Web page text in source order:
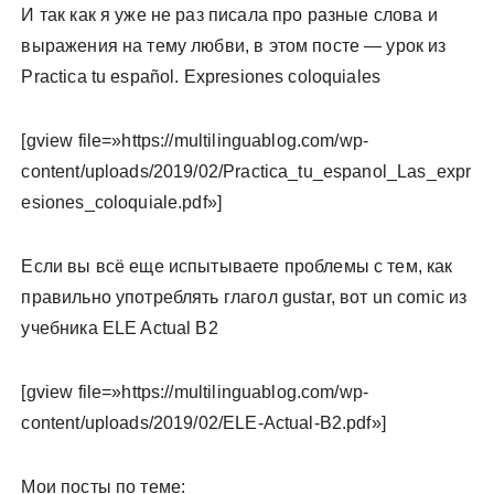
И так как я уже не раз писала про разные слова и
выражения на тему любви, в этом посте — урок из
Practica tu español. Expresiones coloquiales
[gview file=»https://multilinguablog.com/wp-
content/uploads/2019/02/Practica_tu_espanol_Las_expr
esiones_coloquiale.pdf»]
Если вы всё еще испытываете проблемы с тем, как
правильно употреблять глагол gustar, вот un comic из
учебника ELE Actual B2
[gview file=»https://multilinguablog.com/wp-
content/uploads/2019/02/ELE-Actual-B2.pdf»]
Мои посты по теме: